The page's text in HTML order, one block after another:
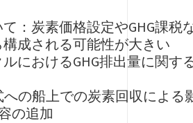
：炭素価格設定やGHG課
成される可能性が大きい
におけるGHG排出量に関
への船上での炭素回収による
の追加